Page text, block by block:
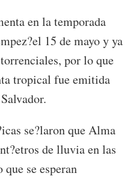
en la temporada
15 de mayo y ya
por lo que
tropical fue emitida
se?laron que Alma
de lluvia en las
se esperan